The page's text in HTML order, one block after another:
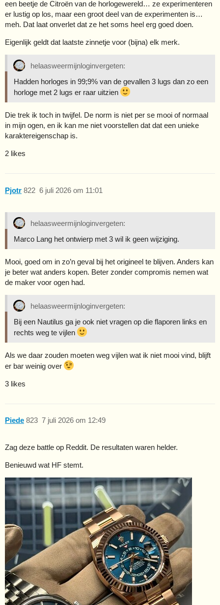
een beetje de Citroën van de horlogewereld… ze experimenteren
er lustig op los, maar een groot deel van de experimenten is…
meh. Dat laat onverlet dat ze het soms heel erg goed doen.
Eigenlijk geldt dat laatste zinnetje voor (bijna) elk merk.
helaasweermijnloginvergeten:
Hadden horloges in 99;9% van de gevallen 3 lugs dan zo een
horloge met 2 lugs er raar uitzien
Die trek ik toch in twijfel. De norm is niet per se mooi of normaal
in mijn ogen, en ik kan me niet voorstellen dat dat een unieke
karaktereigenschap is.
2 likes
Pjotr 6 juli 2026 om 11:01
822
helaasweermijnloginvergeten:
Marco Lang het ontwierp met 3 wil ik geen wijziging.
Mooi, goed om in zo’n geval bij het origineel te blijven. Anders kan
je beter wat anders kopen. Beter zonder compromis nemen wat
de maker voor ogen had.
helaasweermijnloginvergeten:
Bij een Nautilus ga je ook niet vragen op die flaporen links en
rechts weg te vijlen
Als we daar zouden moeten weg vijlen wat ik niet mooi vind, blijft
er bar weinig over
3 likes
Piede 7 juli 2026 om 12:49
823
Zag deze battle op Reddit. De resultaten waren helder.
Benieuwd wat HF stemt.